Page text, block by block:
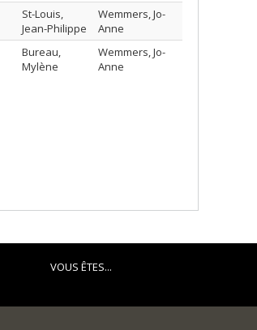
St-Louis,
Jean-Philippe
Wemmers, Jo-
Anne
Bureau,
Mylène
Wemmers, Jo-
Anne
VOUS ÊTES...